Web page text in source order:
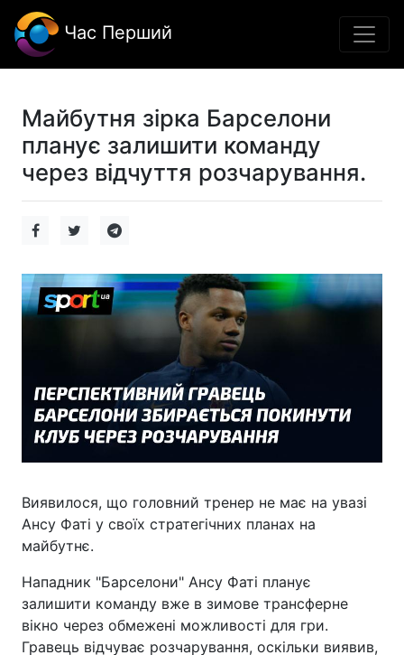
Час Перший
Майбутня зірка Барселони
планує залишити команду
через відчуття розчарування.
Виявилося, що головний тренер не має на увазі
Ансу Фаті у своїх стратегічних планах на
майбутнє.
Нападник "Барселони" Ансу Фаті планує
залишити команду вже в зимове трансферне
вікно через обмежені можливості для гри.
Гравець відчуває розчарування, оскільки виявив,